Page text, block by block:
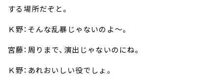
する場所だぞと。
Ｋ野：そんな乱暴じゃないのよ～。
宮藤：周りまで、演出じゃないのにね。
Ｋ野：あれおいしい役でしょ。